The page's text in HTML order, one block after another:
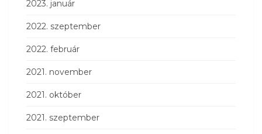
2023. január
2022. szeptember
2022. február
2021. november
2021. október
2021. szeptember